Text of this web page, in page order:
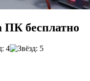
ПК бесплатно